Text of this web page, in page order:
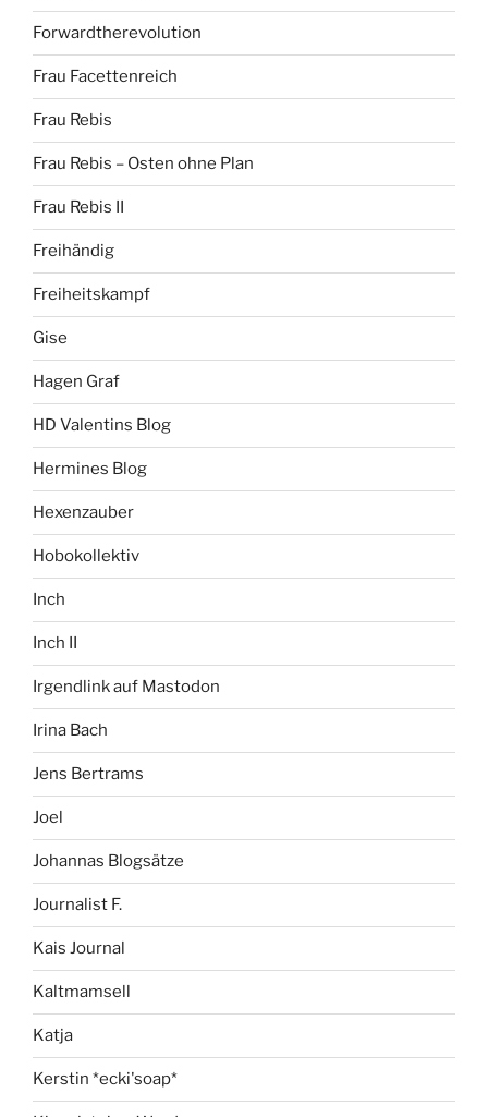
Forwardtherevolution
Frau Facettenreich
Frau Rebis
Frau Rebis – Osten ohne Plan
Frau Rebis II
Freihändig
Freiheitskampf
Gise
Hagen Graf
HD Valentins Blog
Hermines Blog
Hexenzauber
Hobokollektiv
Inch
Inch II
Irgendlink auf Mastodon
Irina Bach
Jens Bertrams
Joel
Johannas Blogsätze
Journalist F.
Kais Journal
Kaltmamsell
Katja
Kerstin *ecki'soap*